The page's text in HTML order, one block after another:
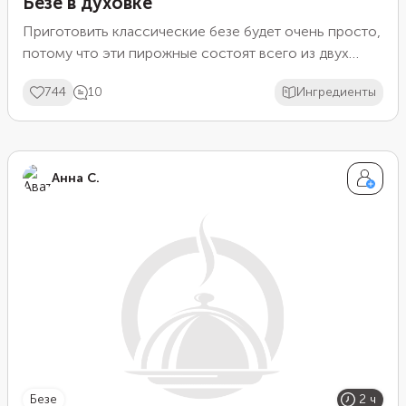
Приготовить классические безе будет очень просто,
потому что эти пирожные состоят всего из двух
планируете встречать гостей, не спешите за тортом:
впечатлите их этим легким и безумно вкусным
744 10 Ингредиенты
Анна С.
безе 2 ч